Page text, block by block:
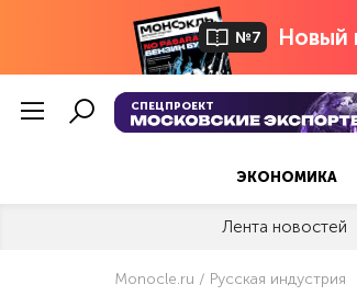
№7 Новый
СПЕЦПРОЕКТ
ЭКОНОМИКА
Лента новостей
Monocle.ru Русская индустрия